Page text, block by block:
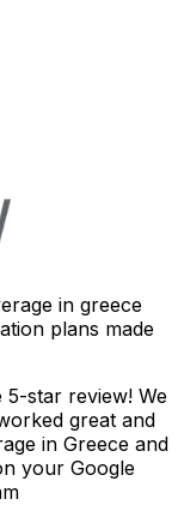
in greece
plans made
star review! We
great and
in Greece and
your Google